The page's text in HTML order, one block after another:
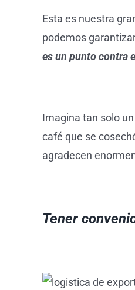
Esta es nuestra
podemos
es un punto contra
Imagina tan solo
café que se
agradecen
Tener